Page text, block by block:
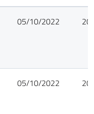
05/10/2022
05/10/2022